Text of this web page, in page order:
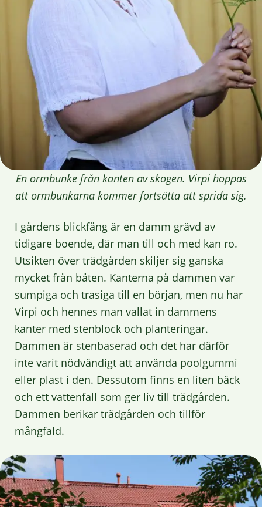
En ormbunke från kanten av skogen. Virpi hoppas
att ormbunkarna kommer fortsätta att sprida sig.
I gårdens blickfång är en damm grävd av
tidigare boende, där man till och med kan ro.
Utsikten över trädgården skiljer sig ganska
mycket från båten. Kanterna på dammen var
sumpiga och trasiga till en början, men nu har
Virpi och hennes man vallat in dammens
kanter med stenblock och planteringar.
Dammen är stenbaserad och det har därför
inte varit nödvändigt att använda poolgummi
eller plast i den. Dessutom finns en liten bäck
och ett vattenfall som ger liv till trädgården.
Dammen berikar trädgården och tillför
mångfald.